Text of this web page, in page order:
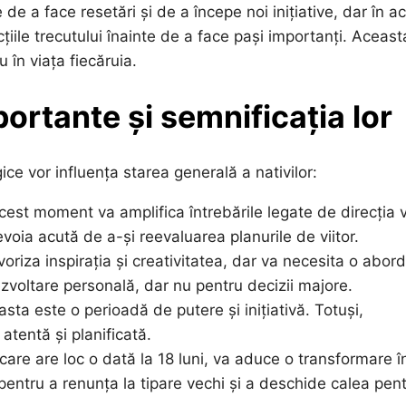
a face resetări și de a începe noi inițiative, dar în
trecutului înainte de a face pași importanți.
în viața fiecăruia.
și semnificația lor
vor influența starea generală a nativilor:
moment va amplifica întrebările legate de direcția
acută de a-și reevaluarea planurile de viitor.
inspirația și creativitatea, dar va necesita o
personală, dar nu pentru decizii majore.
este o perioadă de putere și inițiativă. Totuși,
și planificată.
are loc o dată la 18 luni, va aduce o transformare
a renunța la tipare vechi și a deschide calea